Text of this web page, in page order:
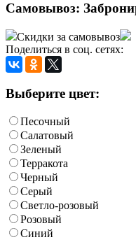
Самовывоз:
Скидки за самовывоз
Поделиться в соц. сетях:
Выберите цвет:
Песочный
Салатовый
Зеленый
Терракота
Черный
Серый
Светло-розовый
Розовый
Синий